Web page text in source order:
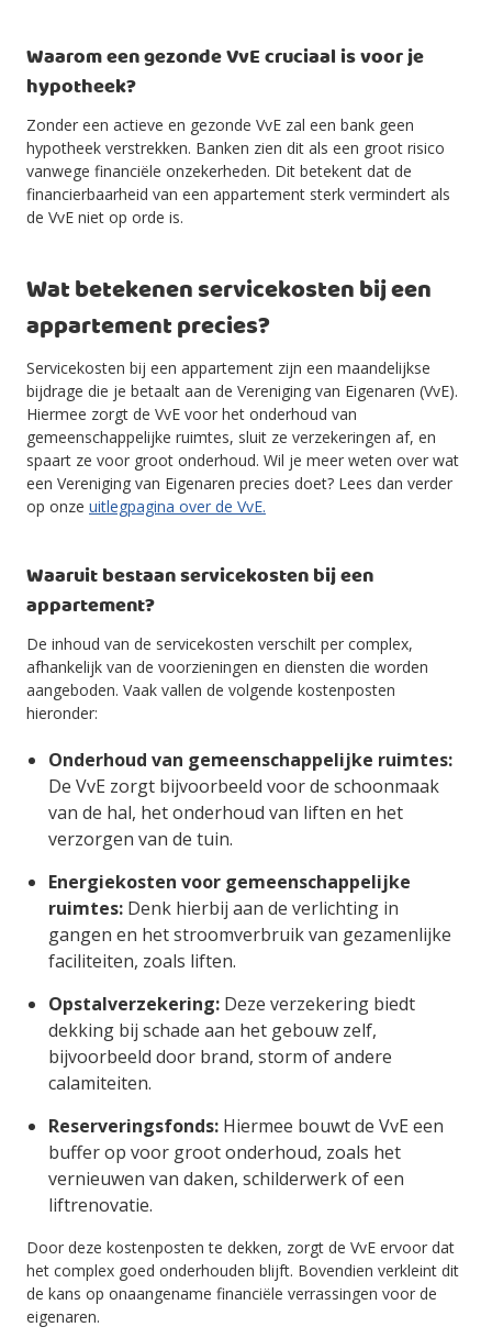
Waarom een gezonde VvE cruciaal is voor je
hypotheek?
Zonder een actieve en gezonde VvE zal een bank geen
hypotheek verstrekken. Banken zien dit als een groot risico
vanwege financiële onzekerheden. Dit betekent dat de
financierbaarheid van een appartement sterk vermindert als
de VvE niet op orde is.
Wat betekenen servicekosten bij een
appartement precies?
Servicekosten bij een appartement zijn een maandelijkse
bijdrage die je betaalt aan de Vereniging van Eigenaren (VvE).
Hiermee zorgt de VvE voor het onderhoud van
gemeenschappelijke ruimtes, sluit ze verzekeringen af, en
spaart ze voor groot onderhoud. Wil je meer weten over wat
een Vereniging van Eigenaren precies doet? Lees dan verder
op onze uitlegpagina over de VvE.
Waaruit bestaan servicekosten bij een
appartement?
De inhoud van de servicekosten verschilt per complex,
afhankelijk van de voorzieningen en diensten die worden
aangeboden. Vaak vallen de volgende kostenposten
hieronder:
Onderhoud van gemeenschappelijke ruimtes:
De VvE zorgt bijvoorbeeld voor de schoonmaak
van de hal, het onderhoud van liften en het
verzorgen van de tuin.
Energiekosten voor gemeenschappelijke
ruimtes: Denk hierbij aan de verlichting in
gangen en het stroomverbruik van gezamenlijke
faciliteiten, zoals liften.
Opstalverzekering: Deze verzekering biedt
dekking bij schade aan het gebouw zelf,
bijvoorbeeld door brand, storm of andere
calamiteiten.
Reserveringsfonds: Hiermee bouwt de VvE een
buffer op voor groot onderhoud, zoals het
vernieuwen van daken, schilderwerk of een
liftrenovatie.
Door deze kostenposten te dekken, zorgt de VvE ervoor dat
het complex goed onderhouden blijft. Bovendien verkleint dit
de kans op onaangename financiële verrassingen voor de
eigenaren.